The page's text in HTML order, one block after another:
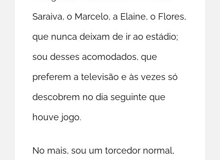
Saraiva, o Marcelo, a Elaine, o Flores,
que nunca deixam de ir ao estádio;
sou desses acomodados, que
preferem a televisão e às vezes só
descobrem no dia seguinte que
houve jogo.
No mais, sou um torcedor normal,